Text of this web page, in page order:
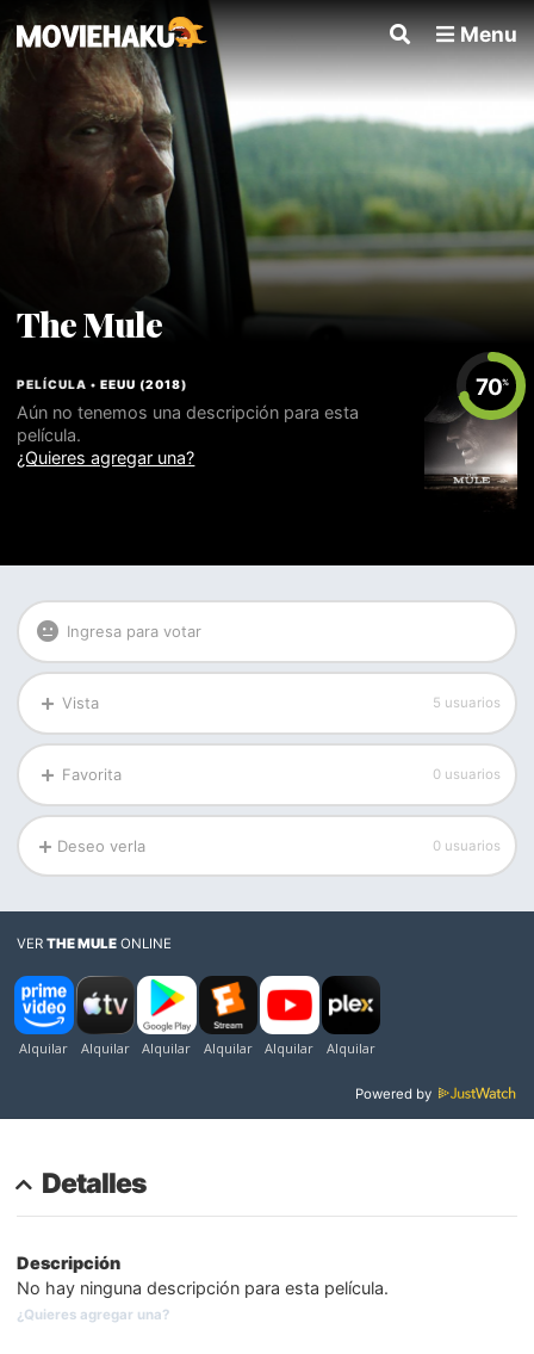
Menu
The Mule
70%
PELÍCULA •EEUU (2018)
Aún no tenemos una descripción para esta
película.
¿Quieres agregar una?
Ingresa para votar
Vista 5 usuarios
Favorita 0 usuarios
Deseo verla 0 usuarios
VERTHE MULE ONLINE
Powered by
Detalles
Descripción
No hay ninguna descripción para esta película.
¿Quieres agregar una?